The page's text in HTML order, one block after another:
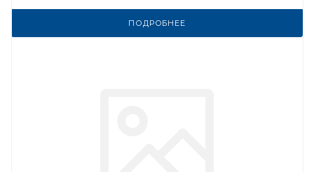
ПОДРОБНЕЕ